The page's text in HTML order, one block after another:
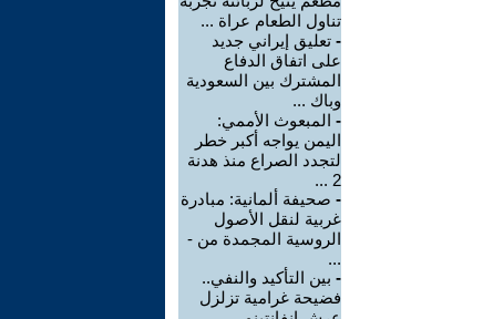
تناول الطعام عراة ...
- تعليق إيراني جديد
على اتفاق الدفاع
المشترك بين السعودية
وباك ...
- المبعوث الأممي:
اليمن يواجه أكبر خطر
لتجدد الصراع منذ هدنة
2 ...
- صحيفة ألمانية: مبادرة
غربية لنقل الأصول
الروسية المجمدة من -
...
- بين التأكيد والنفي..
فضيحة غرامية تزلزل